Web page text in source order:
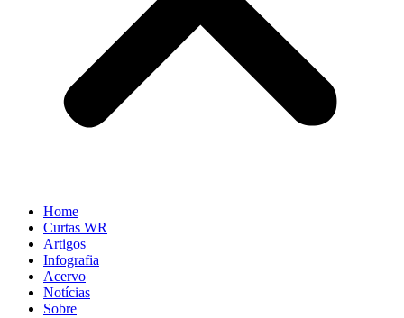
Home
Curtas WR
Artigos
Infografia
Acervo
Notícias
Sobre